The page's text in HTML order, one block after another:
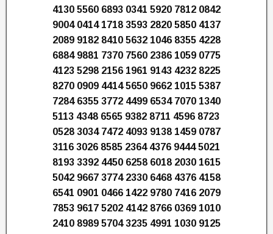
4130 5560 6893 0341 5920 7812 0842
9004 0414 1718 3593 2820 5850 4137
2089 9182 8410 5632 1046 8355 4228
6884 9881 7370 7560 2386 1059 0775
4123 5298 2156 1961 9143 4232 8225
8270 0909 4414 5650 9662 1015 5387
7284 6355 3772 4499 6534 7070 1340
5113 4348 6565 9382 8711 4596 8723
0528 3034 7472 4093 9138 1459 0787
3116 3026 8585 2364 4376 9444 5021
8193 3392 4450 6258 6018 2030 1615
5042 9667 3774 2330 6468 4376 4158
6541 0901 0466 1422 9780 7416 2079
7853 9617 5202 4142 8766 0369 1010
2410 8989 5704 3235 4991 1030 9125